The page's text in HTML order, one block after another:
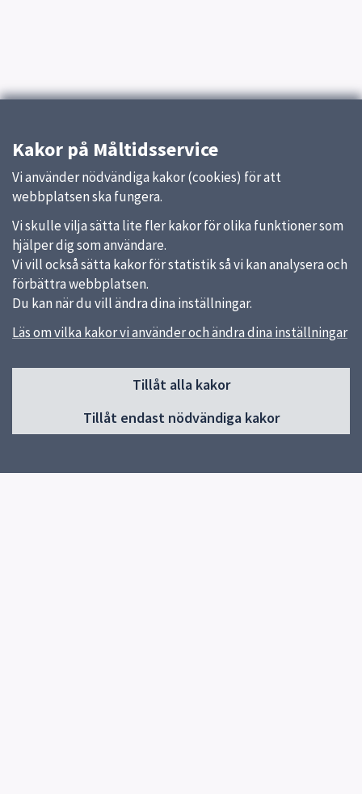
Kakor på Måltidsservice
Vi använder nödvändiga kakor (cookies) för att
webbplatsen ska fungera.
Vi skulle vilja sätta lite fler kakor för olika funktioner som
hjälper dig som användare.
Vi vill också sätta kakor för statistik så vi kan analysera och
förbättra webbplatsen.
Du kan när du vill ändra dina inställningar.
Läs om vilka kakor vi använder och ändra dina inställningar
Tillåt alla kakor
Tillåt endast nödvändiga kakor
Sidfot
Våra kök och menyer